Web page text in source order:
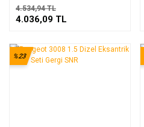
4.534,94 TL
4.036,09 TL
%23